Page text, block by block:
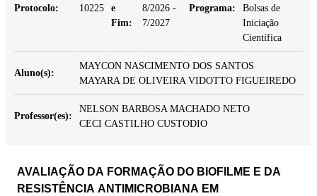
Protocolo: 10225
e
Fim:
8/2026 -
7/2027
Programa:
Bolsas de
Iniciação
Científica
Aluno(s):
MAYCON NASCIMENTO DOS SANTOS
MAYARA DE OLIVEIRA VIDOTTO FIGUEIREDO
Professor(es):
NELSON BARBOSA MACHADO NETO
CECI CASTILHO CUSTODIO
AVALIAÇÃO DA FORMAÇÃO DO BIOFILME E DA
RESISTÊNCIA ANTIMICROBIANA EM